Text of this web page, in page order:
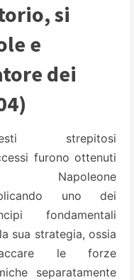
si
e
dei
strepitosi
furono ottenuti
Napoleone
uno dei
fondamentali
sua strategia, ossia
le forze
separatamente